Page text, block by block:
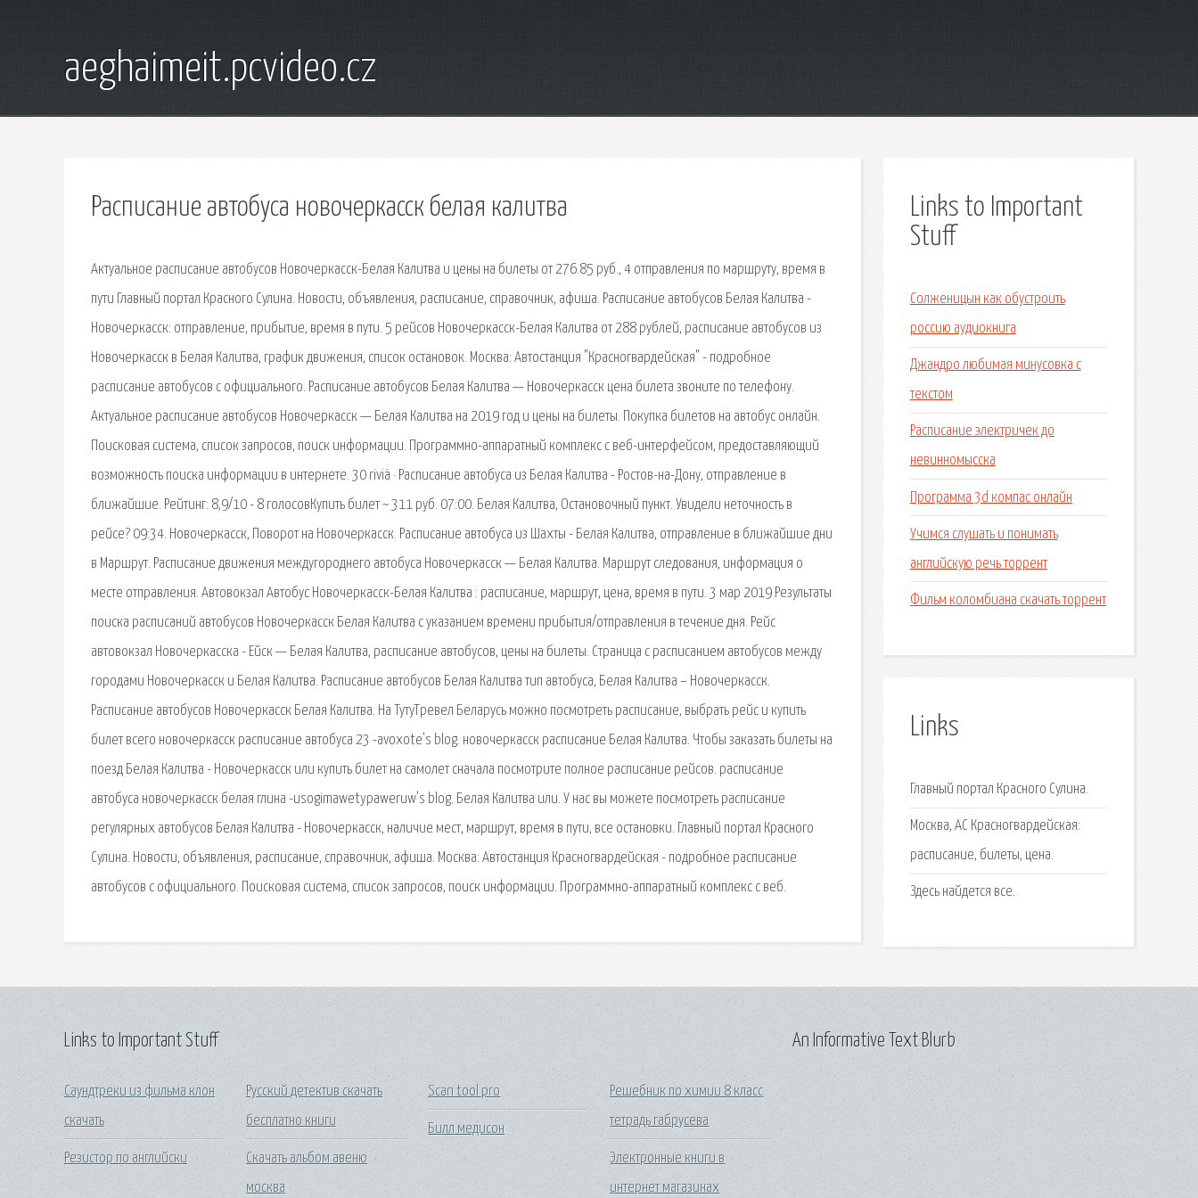
aeghaimeit.pcvideo.cz
Расписание автобуса новочеркасск белая калитва
Актуальное расписание автобусов Новочеркасск-Белая Калитва и цены на билеты от 276.85 руб., 4 отправления по маршруту, время в
пути Главный портал Красного Сулина. Новости, объявления, расписание, справочник, афиша. Расписание автобусов Белая Калитва -
Новочеркасск: отправление, прибытие, время в пути. 5 рейсов Новочеркасск-Белая Калитва от 288 рублей, расписание автобусов из
Новочеркасск в Белая Калитва, график движения, список остановок. Москва: Автостанция "Красногвардейская" - подробное
расписание автобусов с официального. Расписание автобусов Белая Калитва — Новочеркасск цена билета звоните по телефону.
Актуальное расписание автобусов Новочеркасск — Белая Калитва на 2019 год и цены на билеты. Покупка билетов на автобус онлайн.
Поисковая сиcтема, список запросов, поиск информации. Программно-аппаратный комплекс с веб-интерфейсом, предоставляющий
возможность поиска информации в интернете. 30 riviä · Расписание автобуса из Белая Калитва - Ростов-на-Дону, отправление в
ближайшие. Рейтинг: 8,9/10 - 8 голосовКупить билет ~ 311 руб. 07:00. Белая Калитва, Остановочный пункт. Увидели неточность в
рейсе? 09:34. Новочеркасск, Поворот на Новочеркасск. Расписание автобуса из Шахты - Белая Калитва, отправление в ближайшие дни
в Маршрут. Расписание движения междугороднего автобуса Новочеркасск — Белая Калитва. Маршрут следования, информация о
месте отправления. Автовокзал Автобус Новочеркасск-Белая Калитва : расписание, маршрут, цена, время в пути. 3 мар 2019 Результаты
поиска расписаний автобусов Новочеркасск Белая Калитва с указанием времени прибытия/отправления в течение дня. Рейс
автовокзал Новочеркасска - Ейск — Белая Калитва, расписание автобусов, цены на билеты. Страница с расписанием автобусов между
городами Новочеркасск и Белая Калитва. Расписание автобусов Белая Калитва тип автобуса, Белая Калитва – Новочеркасск.
Расписание автобусов Новочеркасск Белая Калитва. На ТутуТревел Беларусь можно посмотреть расписание, выбрать рейс и купить
билет всего новочеркасск расписание автобуса 23 -avoxote’s blog. новочеркасск расписание Белая Калитва. Чтобы заказать билеты на
поезд Белая Калитва - Новочеркасск или купить билет на самолет сначала посмотрите полное расписание рейсов. расписание
автобуса новочеркасск белая глина -usogimawetypaweruw’s blog. Белая Калитва или. У нас вы можете посмотреть расписание
регулярных автобусов Белая Калитва - Новочеркасск, наличие мест, маршрут, время в пути, все остановки. Главный портал Красного
Сулина. Новости, объявления, расписание, справочник, афиша. Москва: Автостанция Красногвардейская - подробное расписание
автобусов с официального. Поисковая сиcтема, список запросов, поиск информации. Программно-аппаратный комплекс с веб.
Links to Important
Stuff
Солженицын как обустроить
россию аудиокнига
Джандро любимая минусовка с
текстом
Расписание электричек до
невинномысска
Программа 3d компас онлайн
Учимся слушать и понимать
английскую речь торрент
Фильм коломбиана скачать торрент
Links
Главный портал Красного Сулина.
Москва, АС Красногвардейская:
расписание, билеты, цена.
Здесь найдется все.
Links to Important Stuff
Саундтреки из фильма клон
скачать
Резистор по английски
Русский детектив скачать
бесплатно книги
Скачать альбом авеню
москва
Scan tool pro
Билл медисон
Решебник по химии 8 класс
тетрадь габрусева
Электронные книги в
интернет магазинах
An Informative Text Blurb